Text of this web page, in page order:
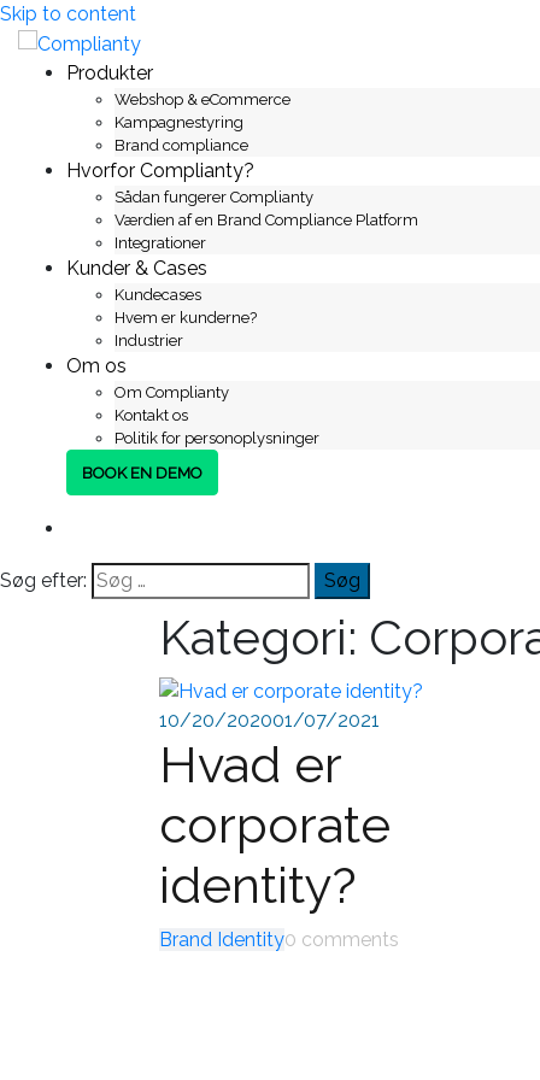
Skip to content
Produkter
Webshop & eCommerce
Kampagnestyring
Brand compliance
Hvorfor Complianty?
Sådan fungerer Complianty
Værdien af en Brand Compliance Platform
Integrationer
Kunder & Cases
Kundecases
Hvem er kunderne?
Industrier
Om os
Om Complianty
Kontakt os
Politik for personoplysninger
BOOK EN DEMO
Søg efter:
Kategori:
10/20/202001/07/2021
Hvad er
corporate
identity?
Brand Identity0 comments